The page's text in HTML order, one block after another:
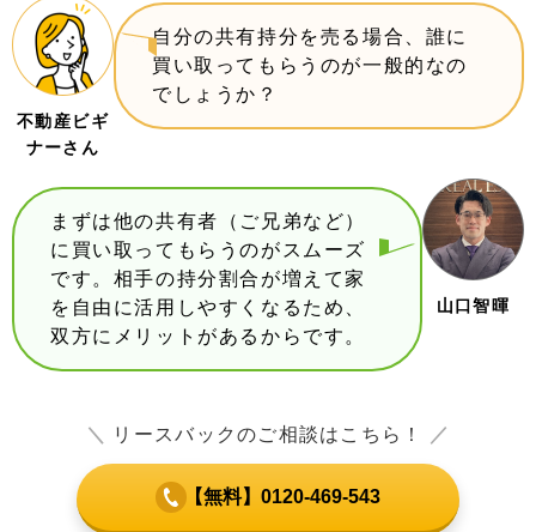
不動産ビギ
ナーさん
自分の共有持分を売る場合、誰に
買い取ってもらうのが一般的なの
でしょうか？
山口智暉
まずは他の共有者（ご兄弟など）
に買い取ってもらうのがスムーズ
です。相手の持分割合が増えて家
を自由に活用しやすくなるため、
双方にメリットがあるからです。
＼ リースバックのご相談はこちら！ ／
【無料】0120-469-543